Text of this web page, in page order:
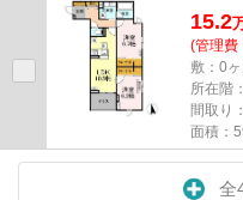
15.2
(管理費
敷：0
所在階
間取り
面積：
全